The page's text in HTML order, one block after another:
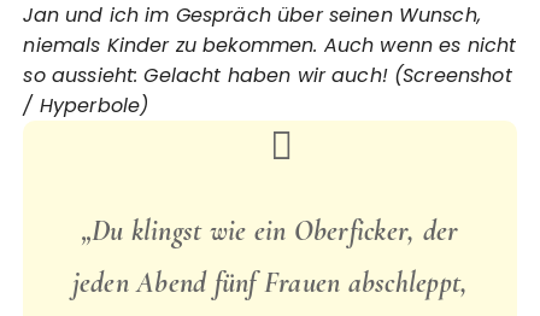
Jan und ich im Gespräch über seinen Wunsch,
niemals Kinder zu bekommen. Auch wenn es nicht
so aussieht: Gelacht haben wir auch! (Screenshot
/ Hyperbole)
„Du klingst wie ein Oberficker, der
jeden Abend fünf Frauen abschleppt,